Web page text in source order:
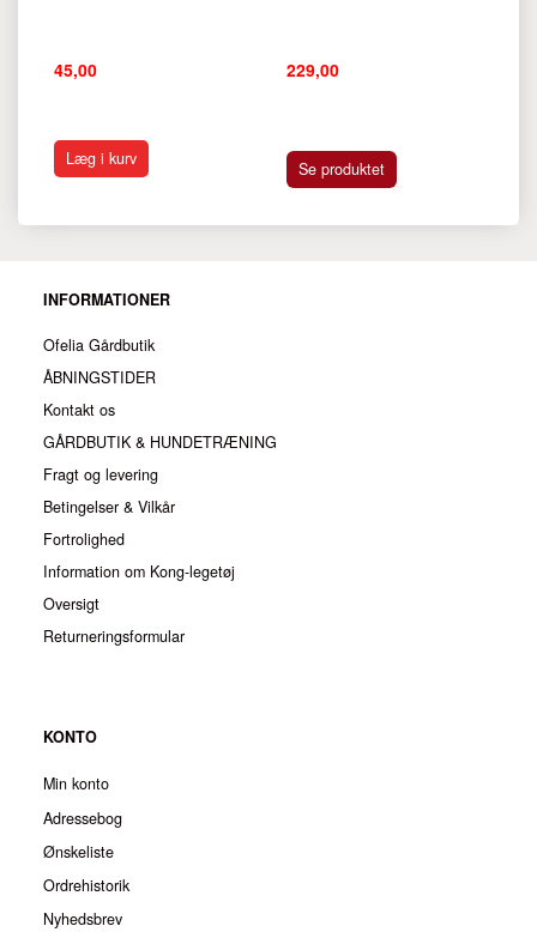
45,00
Læg i kurv
229,00
Se produktet
INFORMATIONER
Ofelia Gårdbutik
ÅBNINGSTIDER
Kontakt os
GÅRDBUTIK & HUNDETRÆNING
Fragt og levering
Betingelser & Vilkår
Fortrolighed
Information om Kong-legetøj
Oversigt
Returneringsformular
KONTO
Min konto
Adressebog
Ønskeliste
Ordrehistorik
Nyhedsbrev